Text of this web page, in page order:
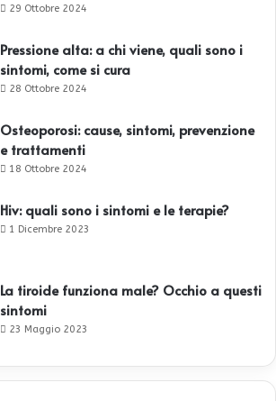
29 Ottobre 2024
Pressione alta: a chi viene, quali sono i
sintomi, come si cura
28 Ottobre 2024
Osteoporosi: cause, sintomi, prevenzione
e trattamenti
18 Ottobre 2024
Hiv: quali sono i sintomi e le terapie?
1 Dicembre 2023
La tiroide funziona male? Occhio a questi
sintomi
23 Maggio 2023